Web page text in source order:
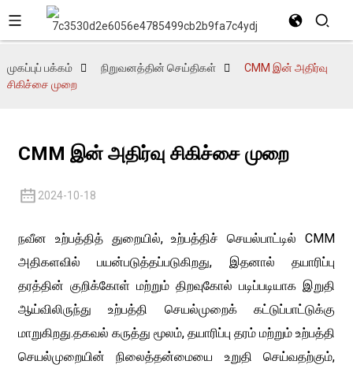
முகப்புப் பக்கம் நிறுவனத்தின் செய்திகள்
CMM இன் அதிர்வு
சிகிச்சை முறை
CMM இன் அதிர்வு சிகிச்சை முறை
2024-10-18
நவீன உற்பத்தித் துறையில், உற்பத்திச் செயல்பாட்டில் CMM
அதிகளவில் பயன்படுத்தப்படுகிறது, இதனால் தயாரிப்பு
தரத்தின் குறிக்கோள் மற்றும் திறவுகோல் படிப்படியாக இறுதி
ஆய்விலிருந்து உற்பத்தி செயல்முறைக் கட்டுப்பாட்டுக்கு
மாறுகிறது.தகவல் கருத்து மூலம், தயாரிப்பு தரம் மற்றும் உற்பத்தி
செயல்முறையின் நிலைத்தன்மையை உறுதி செய்வதற்கும்,